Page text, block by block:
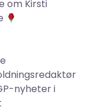
om Kirsti
nyheter i